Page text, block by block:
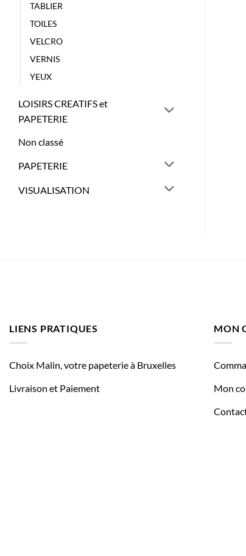
TABLIER
TOILES
VELCRO
VERNIS
YEUX
LOISIRS CREATIFS et
PAPETERIE
Non classé
PAPETERIE
VISUALISATION
LIENS PRATIQUES
Choix Malin, votre papeterie à Bruxelles
Livraison et Paiement
MON
Mon